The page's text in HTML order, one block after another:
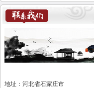
地址：河北省石家庄市